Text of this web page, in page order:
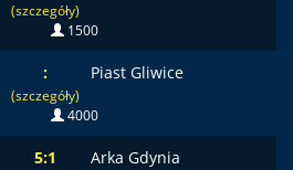
(szczegóły)
1500
:
(szczegóły)
Piast Gliwice
4000
5:1 Arka Gdynia